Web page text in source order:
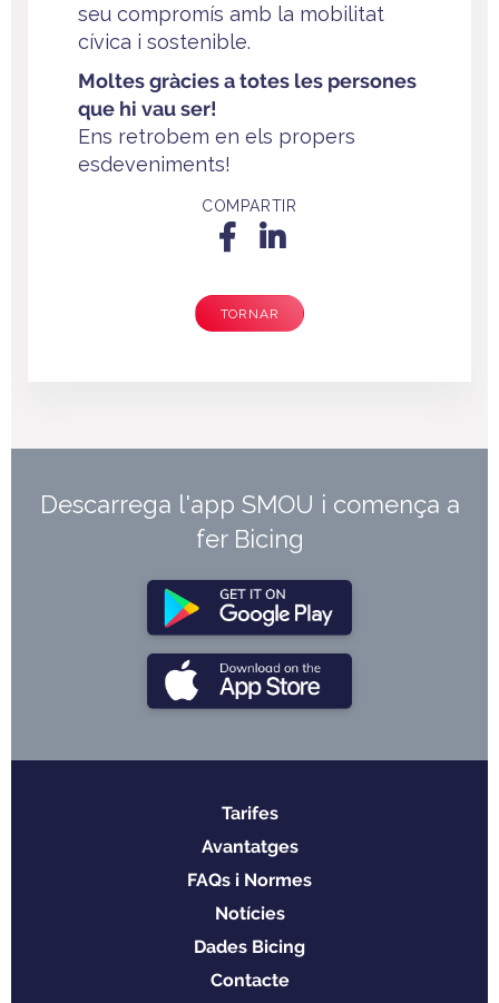
seu compromís amb la mobilitat
cívica i sostenible.
Moltes gràcies a totes les persones
que hi vau ser!
Ens retrobem en els propers
esdeveniments!
COMPARTIR
TORNAR
Descarrega l'app SMOU i comença a
fer Bicing
Tarifes
Avantatges
FAQs i Normes
Notícies
Dades Bicing
Contacte